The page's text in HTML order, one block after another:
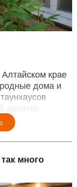
крае
дома и
много